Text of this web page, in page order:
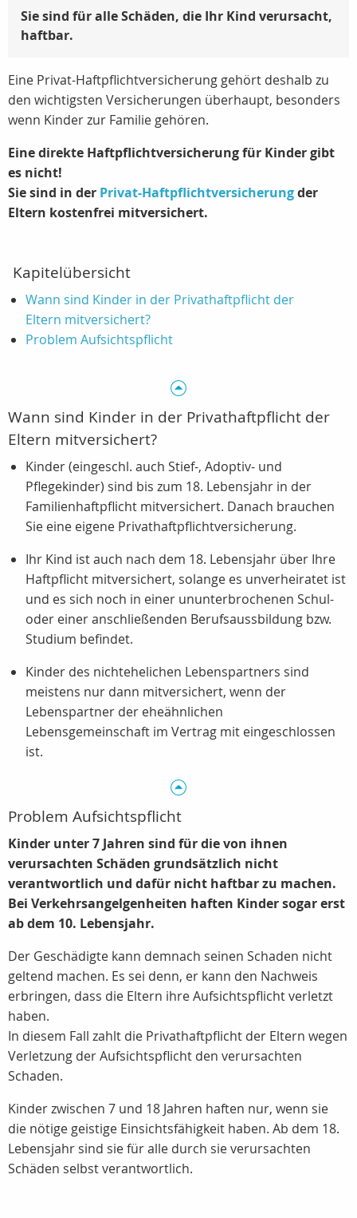
Sie sind für alle Schäden, die Ihr Kind verursacht,
haftbar.
Eine Privat-Haftpflichtversicherung gehört deshalb zu
den wichtigsten Versicherungen überhaupt, besonders
wenn Kinder zur Familie gehören.
Eine direkte Haftpflichtversicherung für Kinder gibt
es nicht!
Sie sind in der Privat-Haftpflichtversicherungder
Eltern kostenfrei mitversichert.
Kapitelübersicht
Wann sind Kinder in der Privathaftpflicht der
Eltern mitversichert?
Problem Aufsichtspflicht
Wann sind Kinder in der Privathaftpflicht der
Eltern mitversichert?
Kinder (eingeschl. auch Stief-, Adoptiv- und
Pflegekinder) sind bis zum 18. Lebensjahr in der
Familienhaftpflicht mitversichert. Danach brauchen
Sie eine eigene Privathaftpflichtversicherung.
Ihr Kind ist auch nach dem 18. Lebensjahr über Ihre
Haftpflicht mitversichert, solange es unverheiratet ist
und es sich noch in einer ununterbrochenen Schul-
oder einer anschließenden Berufsaussbildung bzw.
Studium befindet.
Kinder des nichtehelichen Lebenspartners sind
meistens nur dann mitversichert, wenn der
Lebenspartner der eheähnlichen
Lebensgemeinschaft im Vertrag mit eingeschlossen
ist.
Problem Aufsichtspflicht
Kinder unter 7 Jahren sind für die von ihnen
verursachten Schäden grundsätzlich nicht
verantwortlich und dafür nicht haftbar zu machen.
Bei Verkehrsangelgenheiten haften Kinder sogar erst
ab dem 10. Lebensjahr.
Der Geschädigte kann demnach seinen Schaden nicht
geltend machen. Es sei denn, er kann den Nachweis
erbringen, dass die Eltern ihre Aufsichtspflicht verletzt
haben.
In diesem Fall zahlt die Privathaftpflicht der Eltern wegen
Verletzung der Aufsichtspflicht den verursachten
Schaden.
Kinder zwischen 7 und 18 Jahren haften nur, wenn sie
die nötige geistige Einsichtsfähigkeit haben. Ab dem 18.
Lebensjahr sind sie für alle durch sie verursachten
Schäden selbst verantwortlich.